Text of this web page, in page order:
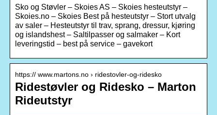
Sko og Støvler – Skoies AS – Skoies hesteutstyr –
Skoies.no – Skoies Best på hesteutstyr – Stort utvalg
av saler – Hesteutstyr til trav, sprang, dressur, kjøring
og islandshest – Saltilpasser og salmaker – Kort
leveringstid – best på service – gavekort
https:// www.martons.no › ridestovler-og-ridesko
Ridestøvler og Ridesko – Marton
Rideutstyr